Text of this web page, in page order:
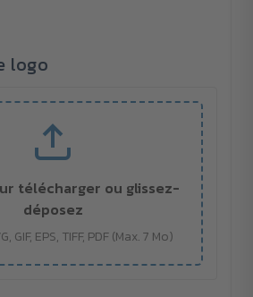
logo
télécharger ou glissez-
déposez
GIF, EPS, TIFF, PDF (Max. 7 Mo)